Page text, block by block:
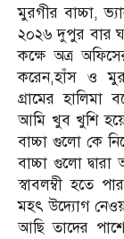
মুরগীর বাচ্চা,
২০২৬ দুপুর বার
কক্ষে অত্র
করেন,হাঁস ও
গ্রামের
আমি খুব খুশি
বাচ্চা গুলো কে
বাচ্চা গুলো
স্বাবলম্বী হতে
মহৎ উদ্যোগ
আছি তাদের